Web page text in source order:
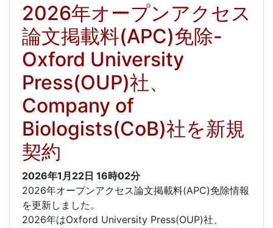
2026年オープンアクセス
論文掲載料(APC)免除-
Oxford University
Press(OUP)社、
Company of
Biologists(CoB)社を新規
契約
2026年1月22日 16時02分
2026年オープンアクセス論文掲載料(APC)免除情報
を更新しました。
2026年はOxford University Press(OUP)社、